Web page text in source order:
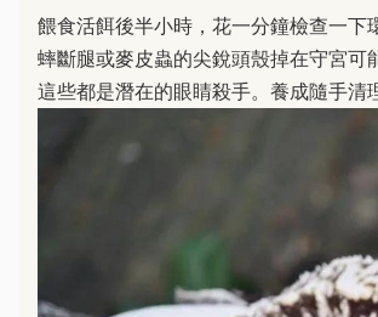
餵食活餌後半小時，花一分鐘檢查一下
蟀斷腿或麥皮蟲的尖銳頭殼掉在守宮可
這些都是潛在的眼睛殺手。養成隨手清